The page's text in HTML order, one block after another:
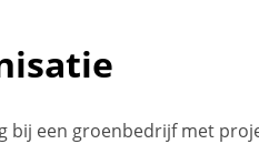
bij een groenbedrijf met